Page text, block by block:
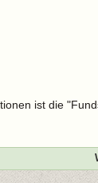
ist die